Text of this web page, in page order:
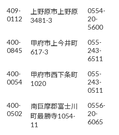
409-
0112
上野原市上野原
3481-3
0554-
20-
5600
400-
0845
甲府市上今井町
617-3
055-
243-
6511
400-
0054
甲府市西下条町
1020
055-
243-
0511
400-
0502
南巨摩郡富士川
町最勝寺1054-
11
0556-
20-
6065